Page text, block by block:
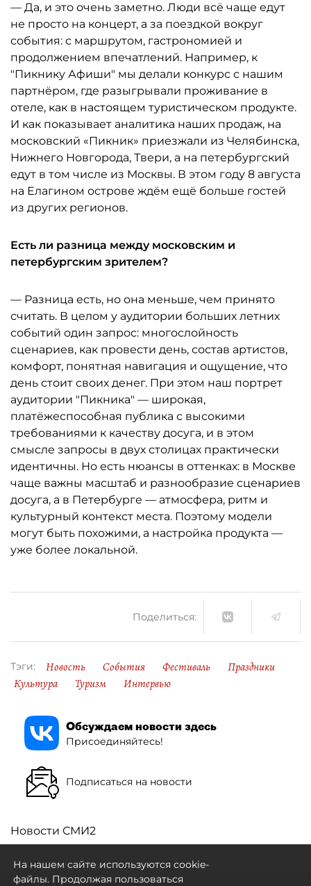
— Да, и это очень заметно. Люди всё чаще едут
не просто на концерт, а за поездкой вокруг
события: с маршрутом, гастрономией и
продолжением впечатлений. Например, к
"Пикнику Афиши" мы делали конкурс с нашим
партнёром, где разыгрывали проживание в
отеле, как в настоящем туристическом продукте.
И как показывает аналитика наших продаж, на
московский «Пикник» приезжали из Челябинска,
Нижнего Новгорода, Твери, а на петербургский
едут в том числе из Москвы. В этом году 8 августа
на Елагином острове ждём ещё больше гостей
из других регионов.
Есть ли разница между московским и
петербургским зрителем?
— Разница есть, но она меньше, чем принято
считать. В целом у аудитории больших летних
событий один запрос: многослойность
сценариев, как провести день, состав артистов,
комфорт, понятная навигация и ощущение, что
день стоит своих денег. При этом наш портрет
аудитории "Пикника" — широкая,
платёжеспособная публика с высокими
требованиями к качеству досуга, и в этом
смысле запросы в двух столицах практически
идентичны. Но есть нюансы в оттенках: в Москве
чаще важны масштаб и разнообразие сценариев
досуга, а в Петербурге — атмосфера, ритм и
культурный контекст места. Поэтому модели
могут быть похожими, а настройка продукта —
уже более локальной.
Поделиться:
Тэги: Новость События Фестиваль
Праздники
Культура
Туризм Интервью
Обсуждаем новости здесь
Присоединяйтесь!
Подписаться на новости
Новости СМИ2
На нашем сайте используются cookie-
файлы. Продолжая пользоваться